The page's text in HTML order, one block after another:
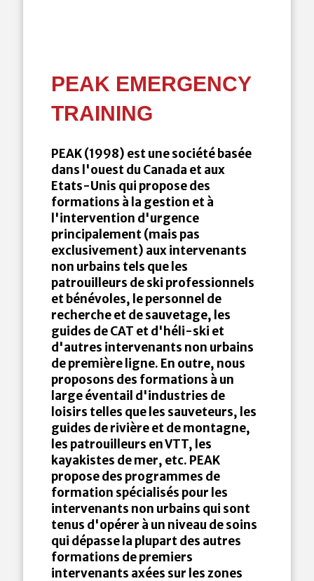
PEAK EMERGENCY
TRAINING
PEAK (1998) est une société basée
dans l'ouest du Canada et aux
Etats-Unis qui propose des
formations à la gestion et à
l'intervention d'urgence
principalement (mais pas
exclusivement) aux intervenants
non urbains tels que les
patrouilleurs de ski professionnels
et bénévoles, le personnel de
recherche et de sauvetage, les
guides de CAT et d'héli-ski et
d'autres intervenants non urbains
de première ligne. En outre, nous
proposons des formations à un
large éventail d'industries de
loisirs telles que les sauveteurs, les
guides de rivière et de montagne,
les patrouilleurs en VTT, les
kayakistes de mer, etc. PEAK
propose des programmes de
formation spécialisés pour les
intervenants non urbains qui sont
tenus d'opérer à un niveau de soins
qui dépasse la plupart des autres
formations de premiers
intervenants axées sur les zones